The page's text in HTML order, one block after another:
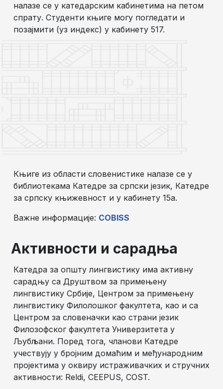
налазе се у катедарским кабинетима на петом
спрату. Студенти књиге могу погледати и
позајмити (уз индекс) у кабинету 517.
Књиге из области словенистике налазе се у
библиотекама Катедре за српски језик, Катедре
за српску књижевност и у кабинету 15а.
Важне информације: COBISS
Активности и сарадња
Катедра за општу лингвистику има активну
сарадњу са Друштвом за примењену
лингвистику Србије, Центром за примењену
лингвистику Филолошког факултета, као и са
Центром за словеначки као страни језик
Филозофског факултета Универзитета у
Љубљани. Поред тога, чланови Катедре
учествују у бројним домаћим и међународним
пројектима у оквиру истраживачких и стручних
активности: Reldi, CEEPUS, COST.